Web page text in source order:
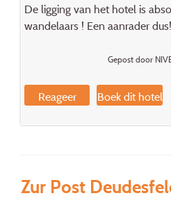
De ligging van het hotel is
wandelaars ! Een aanrader dus!
Gepost door
Reageer Boek dit hotel
Zur Post